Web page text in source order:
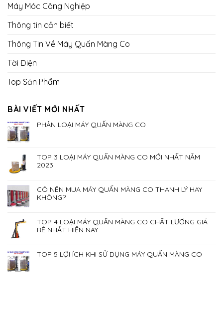
Máy Móc Công Nghiệp
Thông tin cần biết
Thông Tin Về Máy Quấn Màng Co
Tời Điện
Top Sản Phẩm
BÀI VIẾT MỚI NHẤT
PHÂN LOẠI MÁY QUẤN MÀNG CO
TOP 3 LOẠI MÁY QUẤN MÀNG CO MỚI NHẤT NĂM
2023
CÓ NÊN MUA MÁY QUẤN MÀNG CO THANH LÝ HAY
KHÔNG?
TOP 4 LOẠI MÁY QUẤN MÀNG CO CHẤT LƯỢNG GIÁ
RẺ NHẤT HIỆN NAY
TOP 5 LỢI ÍCH KHI SỬ DỤNG MÁY QUẤN MÀNG CO